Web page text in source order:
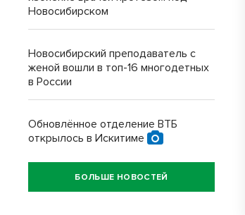
Новосибирском
Новосибирский преподаватель с
женой вошли в топ-16 многодетных
в России
Обновлённое отделение ВТБ
открылось в Искитиме
БОЛЬШЕ НОВОСТЕЙ